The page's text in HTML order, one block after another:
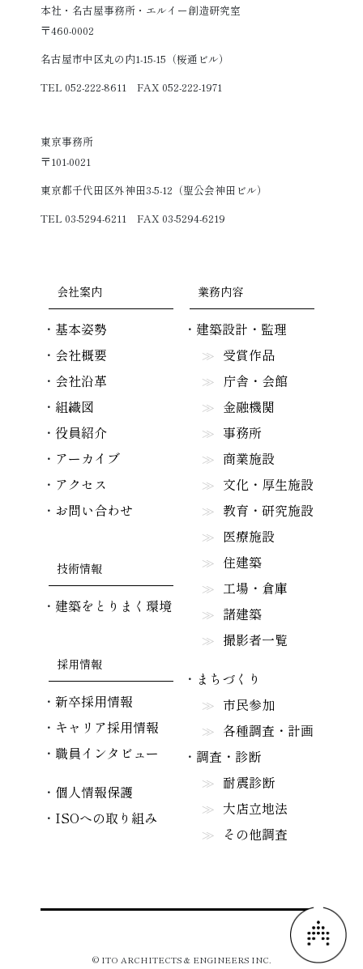
本社・名古屋事務所・エルイー創造研究室
〒460-0002
名古屋市中区丸の内1-15-15（桜通ビル）
TEL 052-222-8611 FAX 052-222-1971
東京事務所
〒101-0021
東京都千代田区外神田3-5-12（聖公会神田ビル）
TEL 03-5294-6211 FAX 03-5294-6219
会社案内
基本姿勢
会社概要
会社沿革
組織図
役員紹介
アーカイブ
アクセス
お問い合わせ
技術情報
建築をとりまく環境
採用情報
新卒採用情報
キャリア採用情報
職員インタビュー
個人情報保護
ISOへの取り組み
業務内容
建築設計・監理
受賞作品
庁舎・会館
金融機関
事務所
商業施設
文化・厚生施設
教育・研究施設
医療施設
住建築
工場・倉庫
諸建築
撮影者一覧
まちづくり
市民参加
各種調査・計画
調査・診断
耐震診断
大店立地法
その他調査
© ITO ARCHITECTS & ENGINEERS INC.